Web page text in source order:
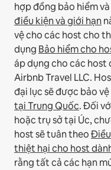
hợp đồng bảo hiểm
điều kiện và giới hạn
vệ cho các host cho
dụng Bảo hiểm cho
áp dụng cho các host
Airbnb Travel LLC.
đại lục sẽ được bảo
tại Trung Quốc.Đối
hoặc trụ sở tại Úc,
host sẽ tuân theo
thiệt hại cho host
rằng tất cả các hạn